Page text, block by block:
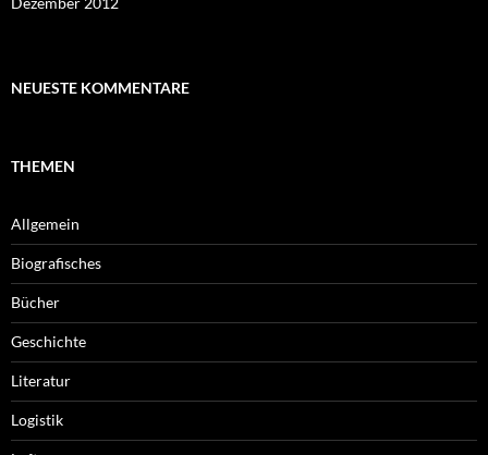
NEUESTE KOMMENTARE
THEMEN
Allgemein
Biografisches
Bücher
Geschichte
Literatur
Logistik